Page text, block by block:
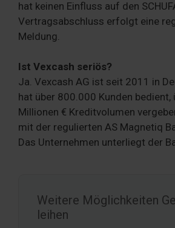
hat keinen Einfluss auf den
Vertragsabschluss erfolgt eine
Meldung.
Ist Vexcash seriös?
Ja. Vexcash AG ist seit 2011 in
hat über 800.000 Kunden bedient,
Millionen € Kreditvolumen
mit der regulierten AS Magnetiq
Das Unternehmen unterliegt der
Weitere Möglichkeiten
leihen